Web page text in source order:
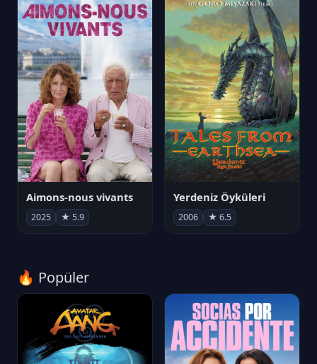
Aimons-nous vivants
2025 ★ 5.9
Yerdeniz Öyküleri
2006 ★ 6.5
🔥 Popüler